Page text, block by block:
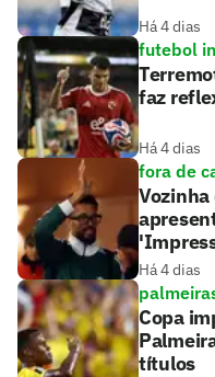
Há 4 dias
futebol
faz
Há 4 dias
fora de
Vozinha
Há 4 dias
Copa
títulos